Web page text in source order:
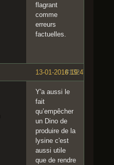
flagrant
comme
erreurs
factuelles.
#132
13-01-2016 19:47:01
Y'a aussi le
fait
qu’empêcher
un Dino de
produire de la
lysine c'est
aussi utile
que de rendre